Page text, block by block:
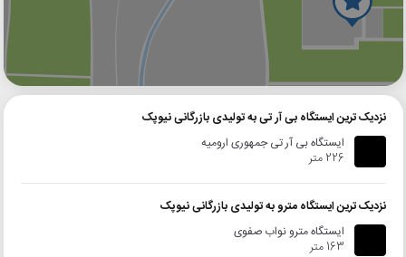
گوگل
نزدیک ترین ایستگاه بی آر تی به تولیدی بازرگانی نیوپک
ایستگاه بی آر تی جمهوری ارومیه
226 متر
نزدیک ترین ایستگاه مترو به تولیدی بازرگانی نیوپک
ایستگاه مترو نواب صفوی
163 متر